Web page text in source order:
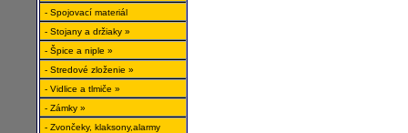
- Spojovací materiál
- Stojany a držiaky »
- Špice a niple »
- Stredové zloženie »
- Vidlice a tlmiče »
- Zámky »
- Zvončeky, klaksony,alarmy